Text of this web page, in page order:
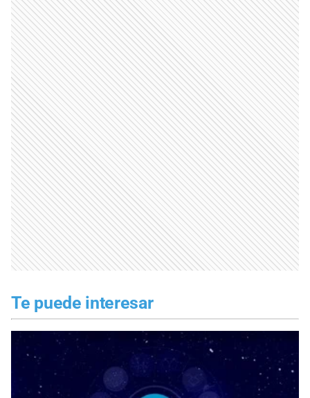
Te puede interesar